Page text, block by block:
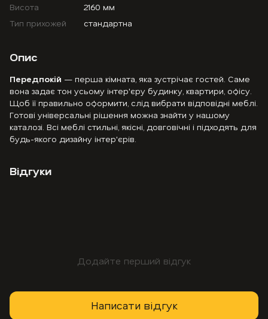
Висота
2160 мм
Тип прихожей
стандартна
Опис
Передпокій — перша кімната, яка зустрічає гостей. Саме
вона задає тон усьому інтер'єру будинку, квартири, офісу.
Щоб її правильно оформити, слід вибрати відповідні меблі.
Готові універсальні рішення можна знайти у нашому
каталозі. Всі меблі стильні, якісні, довговічні і підходять для
будь-якого дизайну інтер'єрів.
Відгуки
Додайте перший відгук
Написати відгук